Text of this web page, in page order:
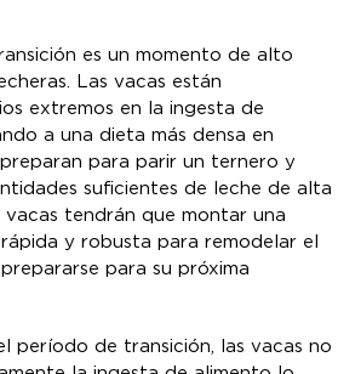
es un momento de alto
Las vacas están
extremos en la ingesta de
a una dieta más densa en
para parir un ternero y
suficientes de leche de alta
vacas tendrán que montar una
y robusta para remodelar el
para su próxima
período de transición, las vacas no